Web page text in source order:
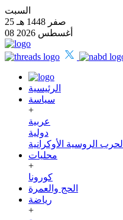
السبت
25 صفر 1448 هـ
08 أغسطس 2026
الرئيسية
سياسة
+
عربية
دولية
الحرب الروسية الأوكرانية
محليات
+
كورونا
الحج والعمرة
رياضة
+